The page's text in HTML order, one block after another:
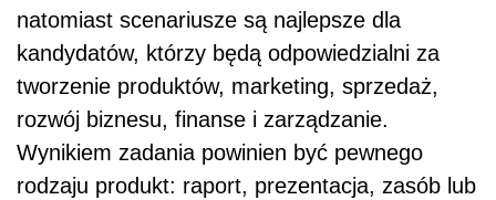
natomiast scenariusze są najlepsze dla
kandydatów, którzy będą odpowiedzialni za
tworzenie produktów, marketing, sprzedaż,
rozwój biznesu, finanse i zarządzanie.
Wynikiem zadania powinien być pewnego
rodzaju produkt: raport, prezentacja, zasób lub